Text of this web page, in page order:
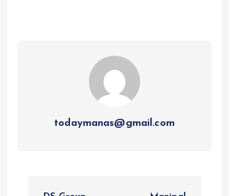
todaymanas@gmail.com